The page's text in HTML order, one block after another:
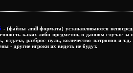
- (файлы .mdl формата) устанавливаются
каких либо предметов, в данном случае за
отдача, разброс пуль, количество патронов и
- другие игроки их видеть не будут.